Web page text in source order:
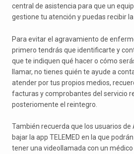
central de asistencia para que un
gestione tu atención y puedas recibir
Para evitar el agravamiento de
primero tendrás que identificarte y
que te indiquen qué hacer o cómo
llamar, no tienes quién te ayude a
atender por tus propios medios,
facturas y comprobantes del servicio
posteriomente el reintegro.
También recuerda que los usuarios de
bajar la app TELEMED en la que
tener una videollamada con un